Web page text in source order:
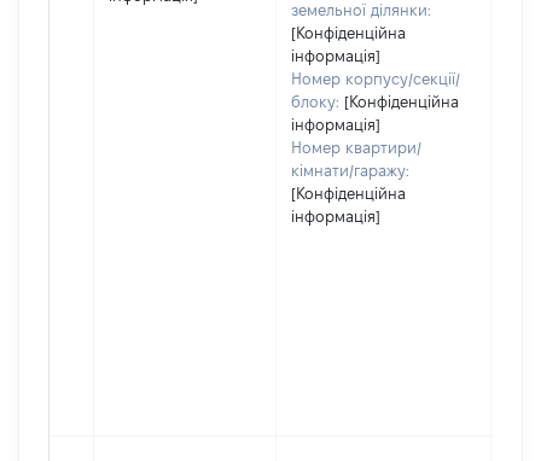
земельної ділянки:
[Конфіденційна
інформація]
Номер корпусу/секції/
блоку: [Конфіденційна
інформація]
Номер квартири/
кімнати/гаражу:
[Конфіденційна
інформація]